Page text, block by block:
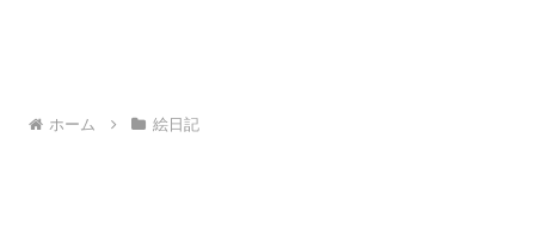
ホーム 絵日記